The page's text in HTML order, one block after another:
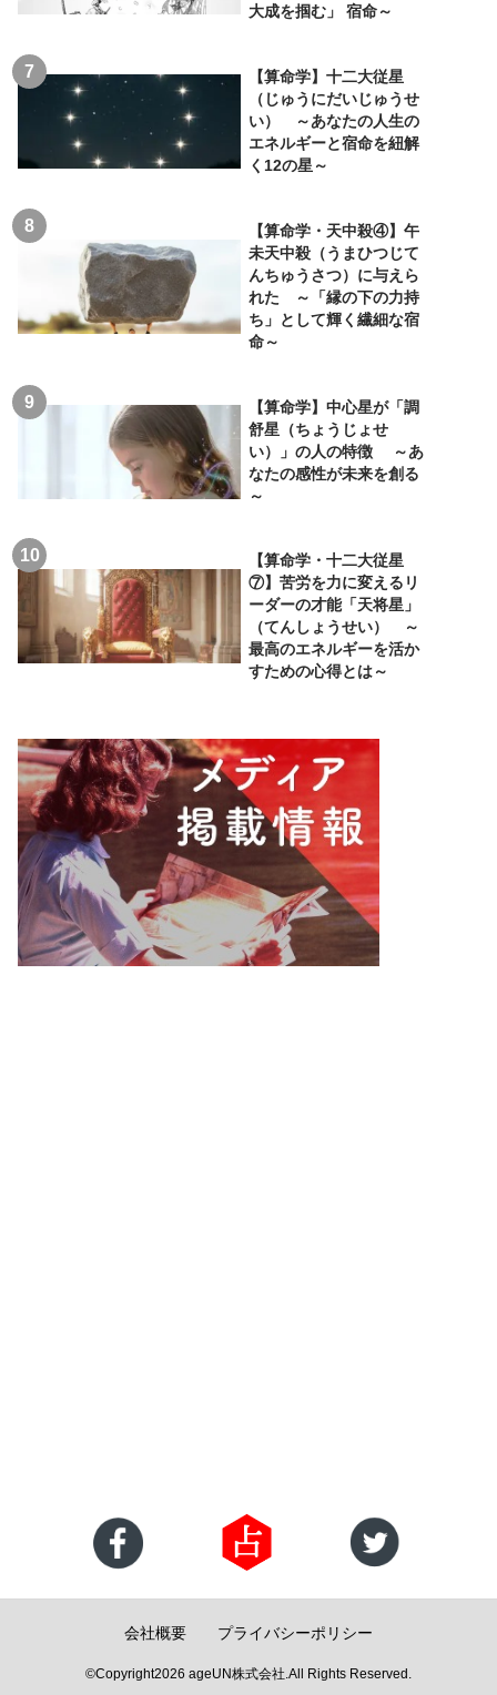
大成を掴む」 宿命～
【算命学】十二大従星
（じゅうにだいじゅうせ
い） ～あなたの人生の
エネルギーと宿命を紐解
く12の星～
【算命学・天中殺④】午
未天中殺（うまひつじて
んちゅうさつ）に与えら
れた ～「縁の下の力持
ち」として輝く繊細な宿
命～
【算命学】中心星が「調
舒星（ちょうじょせ
い）」の人の特徴 ～あ
なたの感性が未来を創る
～
【算命学・十二大従星
⑦】苦労を力に変えるリ
ーダーの才能「天将星」
（てんしょうせい） ～
最高のエネルギーを活か
すための心得とは～
会社概要 プライバシーポリシー
©Copyright2026 ageUN株式会社 .All Rights Reserved.